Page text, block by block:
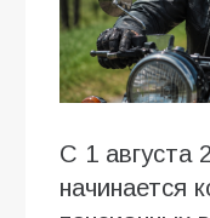
С 1 августа
начинается